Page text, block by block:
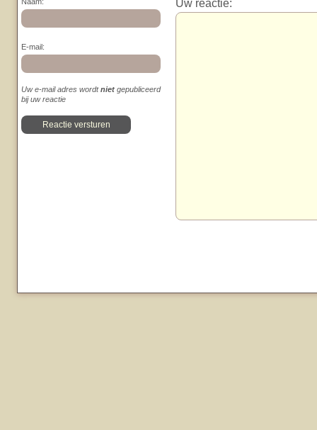
E-mail:
Uw e-mail adres wordtniet gepubliceerd
bij uw reactie
Uw reactie: